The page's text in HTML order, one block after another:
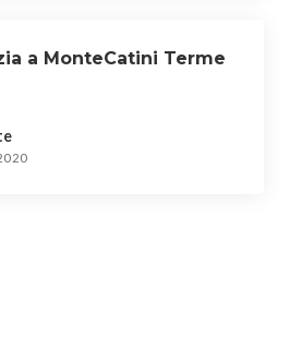
a MonteCatini Terme